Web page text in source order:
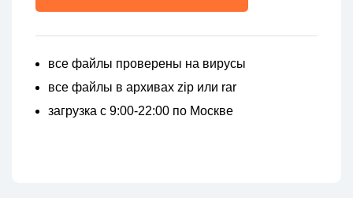
все файлы проверены на вирусы
все файлы в архивах zip или rar
загрузка с 9:00-22:00 по Москве